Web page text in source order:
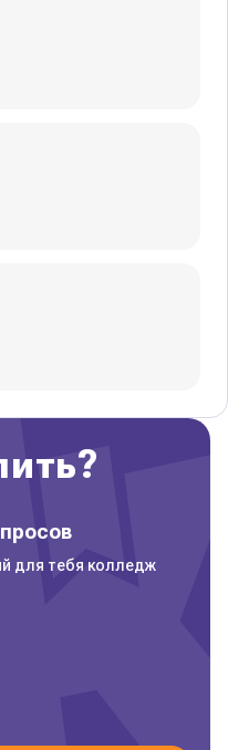
для тебя колледж